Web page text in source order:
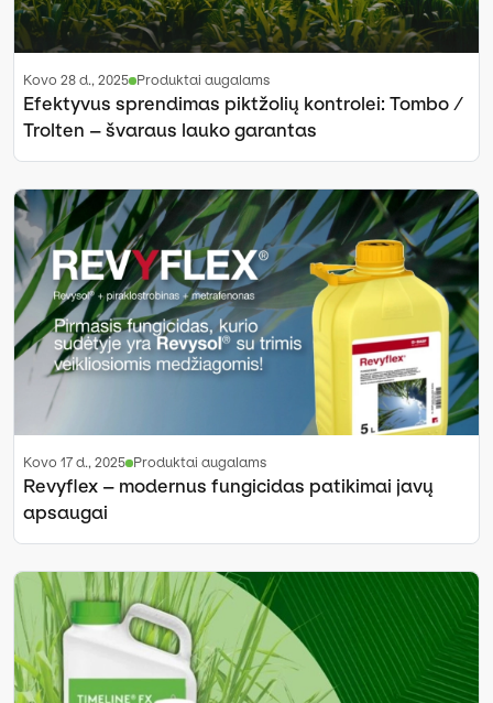
kovo 28 d., 2025 Produktai augalams
Efektyvus sprendimas piktžolių kontrolei: Tombo /
Trolten – švaraus lauko garantas
kovo 17 d., 2025 Produktai augalams
Revyflex – modernus fungicidas patikimai javų
apsaugai